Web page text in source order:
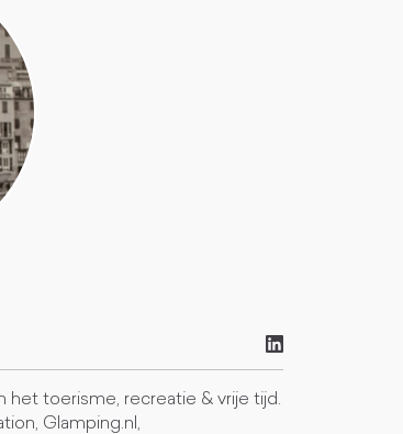
het toerisme, recreatie & vrije tijd.
Glamping.nl,